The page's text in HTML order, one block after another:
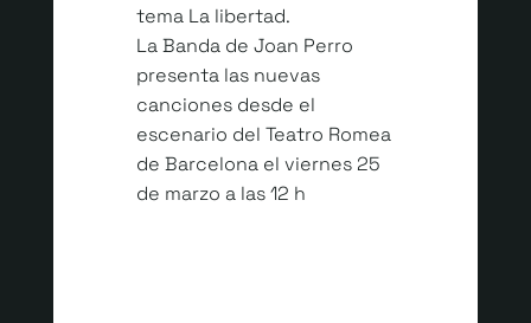
tema La libertad.
La Banda de Joan Perro
presenta las nuevas
canciones desde el
escenario del Teatro Romea
de Barcelona el viernes 25
de marzo a las 12 h